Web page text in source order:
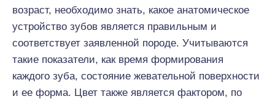
возраст, необходимо знать, какое анатомическое
устройство зубов является правильным и
соответствует заявленной породе. Учитываются
такие показатели, как время формирования
каждого зуба, состояние жевательной поверхности
и ее форма. Цвет также является фактором, по